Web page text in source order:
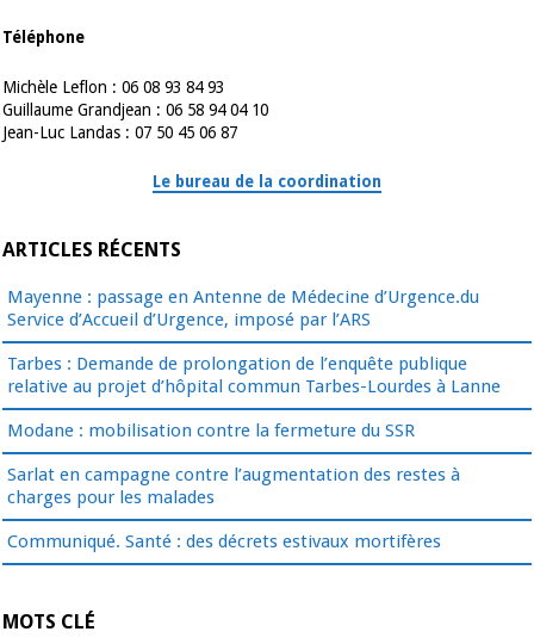
Téléphone
Michèle Leflon : 06 08 93 84 93
Guillaume Grandjean : 06 58 94 04 10
Jean-Luc Landas : 07 50 45 06 87
Le bureau de la coordination
ARTICLES RÉCENTS
Mayenne : passage en Antenne de Médecine d’Urgence.du
Service d’Accueil d’Urgence, imposé par l’ARS
Tarbes : Demande de prolongation de l’enquête publique
relative au projet d’hôpital commun Tarbes-Lourdes à Lanne
Modane : mobilisation contre la fermeture du SSR
Sarlat en campagne contre l’augmentation des restes à
charges pour les malades
Communiqué. Santé : des décrets estivaux mortifères
MOTS CLÉ